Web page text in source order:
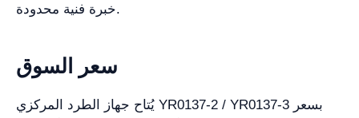
خبرة فنية محدودة.
سعر السوق
يُتاح جهاز الطرد المركزي YR0137-2 / YR0137-3 بسعر